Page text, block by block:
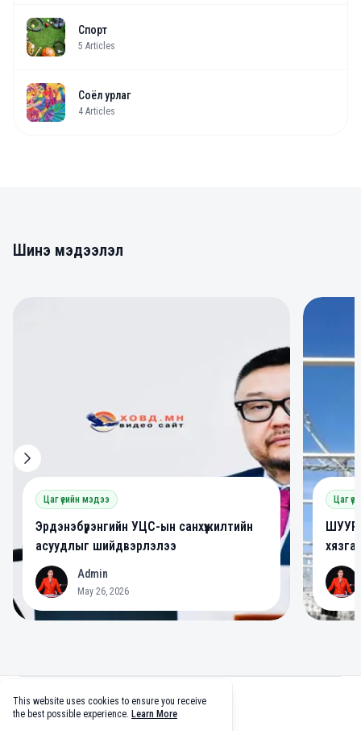
Спорт
5 Articles
Соёл урлаг
4 Articles
Шинэ мэдээлэл
Цаг үеийн мэдээ
Эрдэнэбүрэнгийн УЦС-ын санхүүжилтийн
асуудлыг шийдвэрлэлээ
A Admin
May 26, 2026
Цаг
A
facebook
twittergithubtiktok
This website uses cookies to ensure you receive
the best possible experience. Learn More